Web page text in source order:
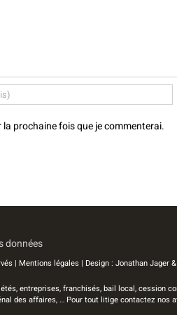
prochaine fois que je commenterai.
données
| Mentions légales | Design : Jonathan Jager
entreprises, franchisés, bail local, cession
des affaires, … Pour tout litige contactez nos